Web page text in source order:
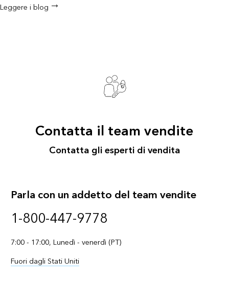
Leggere i blog
Contatta il team vendite
Contatta gli esperti di vendita
Parla con un addetto del team vendite
1-800-447-9778
7:00 - 17:00, Lunedì - venerdì (PT)
Fuori dagli Stati Uniti